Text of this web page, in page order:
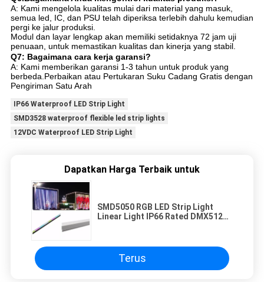
A: Kami mengelola kualitas mulai dari material yang masuk,
semua led, IC, dan PSU telah diperiksa terlebih dahulu kemudian
pergi ke jalur produksi.
Modul dan layar lengkap akan memiliki setidaknya 72 jam uji
penuaan, untuk memastikan kualitas dan kinerja yang stabil.
Q7: Bagaimana cara kerja garansi?
A: Kami memberikan garansi 1-3 tahun untuk produk yang
berbeda.Perbaikan atau Pertukaran Suku Cadang Gratis dengan
Pengiriman Satu Arah
IP66 Waterproof LED Strip Light
SMD3528 waterproof flexible led strip lights
12VDC Waterproof LED Strip Light
Dapatkan Harga Terbaik untuk
SMD5050 RGB LED Strip Light
Linear Light IP66 Rated DMX512
Terus